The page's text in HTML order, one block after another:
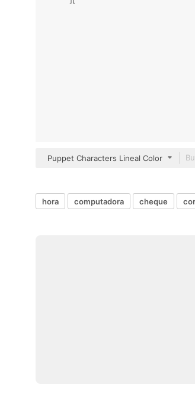
Puppet Characters Lineal Color
hora computadora cheque